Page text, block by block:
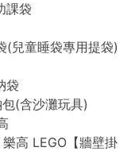
課袋
(兒童睡袋專用提袋)
袋
(含沙灘玩具)
高 LEGO【牆壁掛